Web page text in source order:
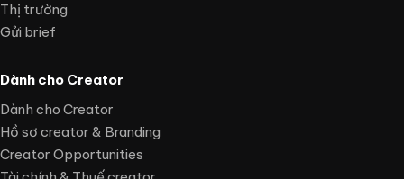
Thị trường
Gửi brief
Dành cho Creator
Dành cho Creator
Hồ sơ creator & Branding
Creator Opportunities